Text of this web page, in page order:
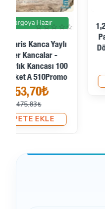
1,25 Cm Badem Kanca -
Papağan Kanca - Yaylı
Döner Telli Kanca A 513
4,75₺
SEPETE EKLE